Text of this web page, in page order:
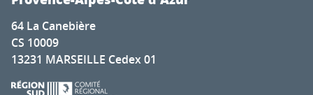
64 La Canebière
CS 10009
13231 MARSEILLE Cedex 01